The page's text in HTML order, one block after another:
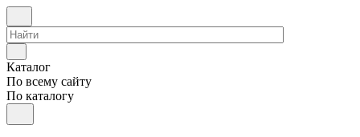
Каталог
По всему сайту
По каталогу